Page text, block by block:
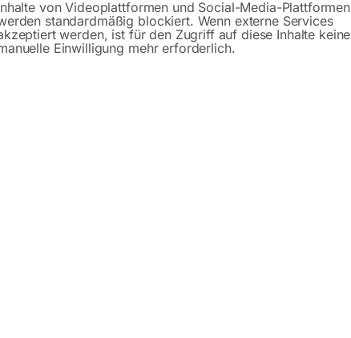
MEISTER-H
90 D
Kompressor MEISTER-H
715/14/90 D
von Videoplattformen und Social-Media-Plattformen
standardmäßig blockiert. Wenn externe Services
werden, ist für den Zugriff auf diese Inhalte keine
Einwilligung mehr erforderlich.